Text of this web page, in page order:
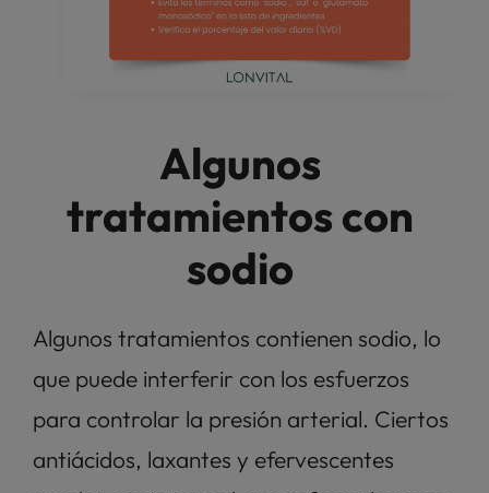
Algunos
tratamientos con
sodio
Algunos tratamientos contienen sodio, lo
que puede interferir con los esfuerzos
para controlar la presión arterial. Ciertos
antiácidos, laxantes y efervescentes